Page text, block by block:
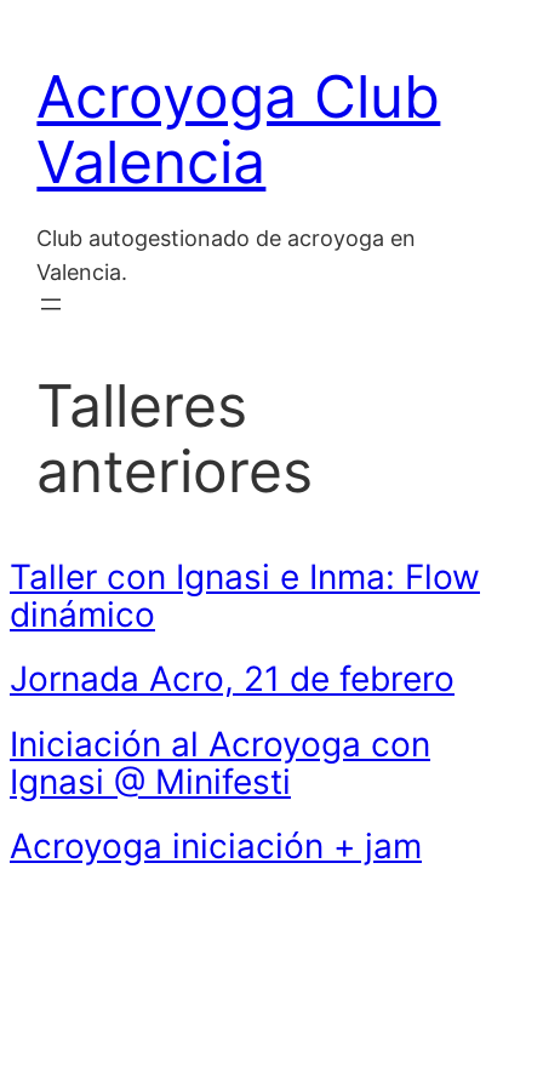
contenido
Acroyoga Club
Valencia
Club autogestionado de acroyoga en
Valencia.
Talleres
anteriores
Taller con Ignasi e Inma: Flow
dinámico
Jornada Acro, 21 de febrero
Iniciación al Acroyoga con
Ignasi @ Minifesti
Acroyoga iniciación + jam